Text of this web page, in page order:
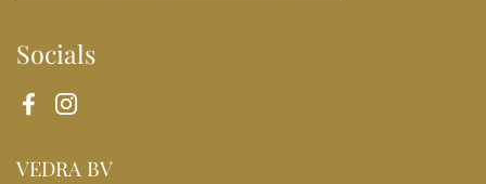
Socials
FacebookInstagram
VEDRA BV